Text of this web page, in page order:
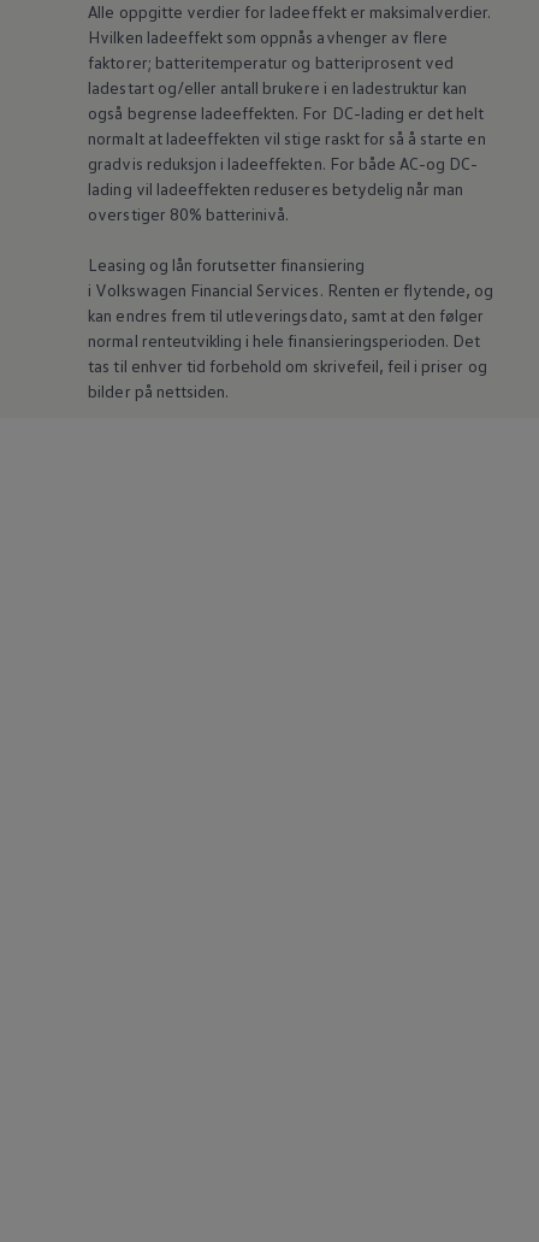
Alle oppgitte verdier for ladeeffekt er maksimalverdier.
Hvilken ladeeffekt som oppnås avhenger av flere
faktorer; batteritemperatur og batteriprosent ved
ladestart og/eller antall brukere i en ladestruktur kan
også begrense ladeeffekten. For DC-lading er det helt
normalt at ladeeffekten vil stige raskt for så å starte en
gradvis reduksjon i ladeeffekten. For både AC-og DC-
lading vil ladeeffekten reduseres betydelig når man
overstiger 80% batterinivå.
Leasing og lån forutsetter finansiering
i Volkswagen Financial Services. Renten er flytende, og
kan endres frem til utleveringsdato, samt at den følger
normal renteutvikling i hele finansieringsperioden. Det
tas til enhver tid forbehold om skrivefeil, feil i priser og
bilder på nettsiden.